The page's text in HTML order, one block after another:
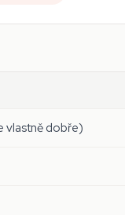
vlastně dobře)